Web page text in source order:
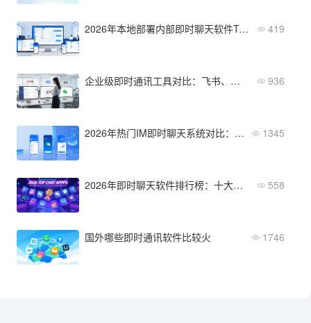
2026年本地部署内部即时聊天软件Top 10：深度评测与选择指南 419
企业级即时通讯工具对比：飞书、钉钉、企业微信哪个更适合？ 936
2026年热门IM即时聊天系统对比：钉钉、企业微信、飞书谁更强？ 1345
2026年即时聊天软件排行榜：十大热门产品深度评测 558
国外哪些即时通讯软件比较火 1746